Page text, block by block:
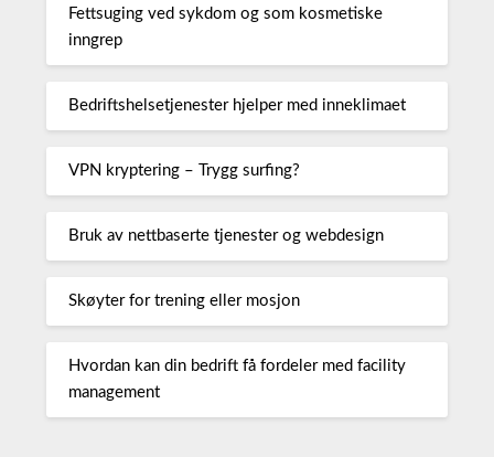
Fettsuging ved sykdom og som kosmetiske
inngrep
Bedriftshelsetjenester hjelper med inneklimaet
VPN kryptering – Trygg surfing?
Bruk av nettbaserte tjenester og webdesign
Skøyter for trening eller mosjon
Hvordan kan din bedrift få fordeler med facility
management